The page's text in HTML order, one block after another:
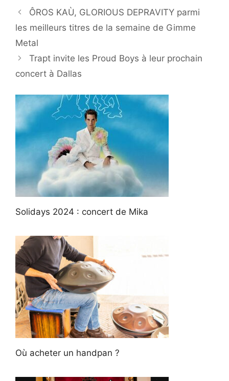
ÔROS KAÙ, GLORIOUS DEPRAVITY parmi
les meilleurs titres de la semaine de Gimme
Metal
Trapt invite les Proud Boys à leur prochain
concert à Dallas
Solidays 2024 : concert de Mika
Où acheter un handpan ?